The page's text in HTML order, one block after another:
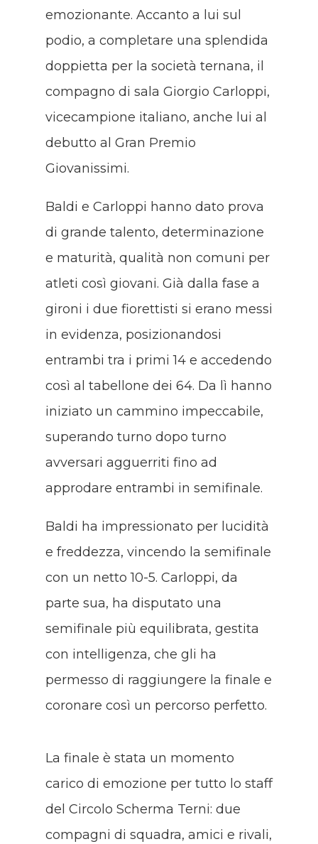
emozionante. Accanto a lui sul
podio, a completare una splendida
doppietta per la società ternana, il
compagno di sala Giorgio Carloppi,
vicecampione italiano, anche lui al
debutto al Gran Premio
Giovanissimi.
Baldi e Carloppi hanno dato prova
di grande talento, determinazione
e maturità, qualità non comuni per
atleti così giovani. Già dalla fase a
gironi i due fiorettisti si erano messi
in evidenza, posizionandosi
entrambi tra i primi 14 e accedendo
così al tabellone dei 64. Da lì hanno
iniziato un cammino impeccabile,
superando turno dopo turno
avversari agguerriti fino ad
approdare entrambi in semifinale.
Baldi ha impressionato per lucidità
e freddezza, vincendo la semifinale
con un netto 10-5. Carloppi, da
parte sua, ha disputato una
semifinale più equilibrata, gestita
con intelligenza, che gli ha
permesso di raggiungere la finale e
coronare così un percorso perfetto.
La finale è stata un momento
carico di emozione per tutto lo staff
del Circolo Scherma Terni: due
compagni di squadra, amici e rivali,